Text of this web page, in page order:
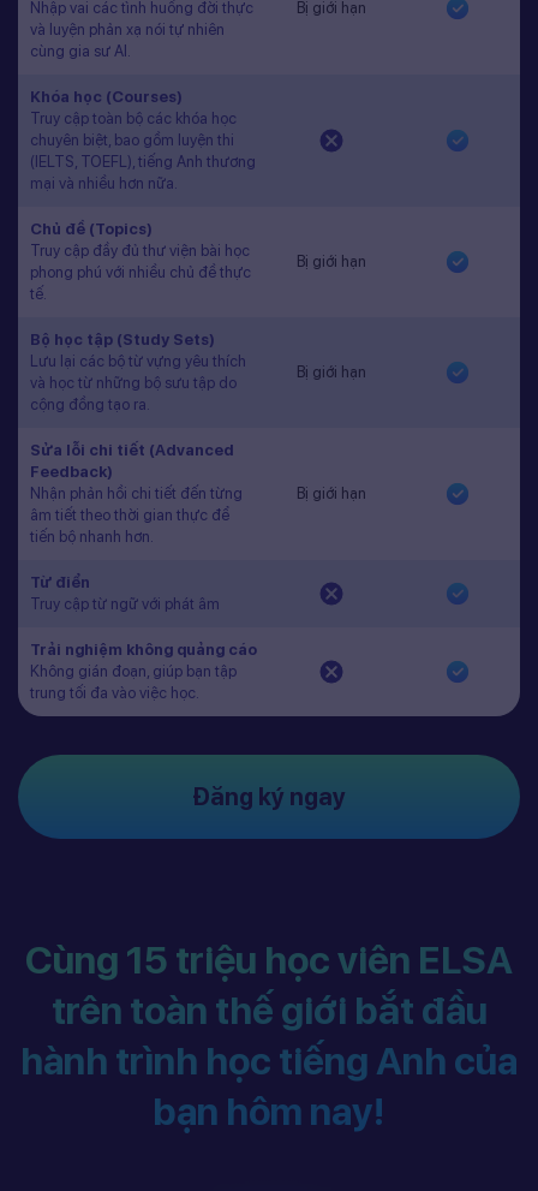
Nhập vai các tình huống đời thực
và luyện phản xạ nói tự nhiên
cùng gia sư AI.
Bị giới hạn
Khóa học (Courses)
Truy cập toàn bộ các khóa học
chuyên biệt, bao gồm luyện thi
(IELTS, TOEFL), tiếng Anh thương
mại và nhiều hơn nữa.
Chủ đề (Topics)
Truy cập đầy đủ thư viện bài học
phong phú với nhiều chủ đề thực
tế.
Bị giới hạn
Bộ học tập (Study Sets)
Lưu lại các bộ từ vựng yêu thích
và học từ những bộ sưu tập do
cộng đồng tạo ra.
Bị giới hạn
Sửa lỗi chi tiết (Advanced
Feedback)
Nhận phản hồi chi tiết đến từng
âm tiết theo thời gian thực để
tiến bộ nhanh hơn.
Bị giới hạn
Từ điển
Truy cập từ ngữ với phát âm
Trải nghiệm không quảng cáo
Không gián đoạn, giúp bạn tập
trung tối đa vào việc học.
Đăng ký ngay
Cùng 15 triệu học viên ELSA
trên toàn thế giới bắt đầu
hành trình học tiếng Anh của
bạn hôm nay!